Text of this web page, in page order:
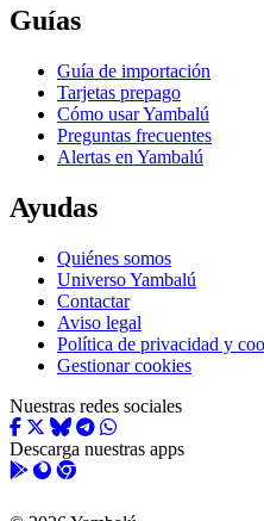
Guías
Guía de importación
Tarjetas prepago
Cómo usar Yambalú
Preguntas frecuentes
Alertas en Yambalú
Ayudas
Quiénes somos
Universo Yambalú
Contactar
Aviso legal
Política de privacidad y
Gestionar cookies
Nuestras redes sociales
Descarga nuestras apps